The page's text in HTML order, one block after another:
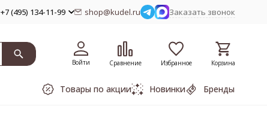
+7 (495) 134-11-99 shop@kudel.ru Заказать звонок
Войти Сравнение Избранное Корзина
Товары по акции Новинки Бренды